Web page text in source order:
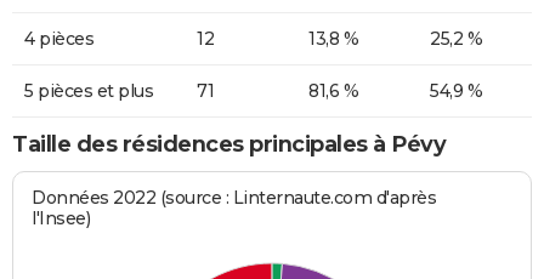
4 pièces 12 13,8 % 25,2 %
5 pièces et plus 71 81,6 % 54,9 %
Taille des résidences principales à Pévy
Données 2022 (source : Linternaute.com d'après
l'Insee)